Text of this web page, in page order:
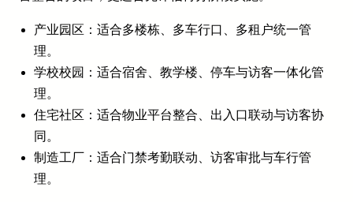
产业园区：适合多楼栋、多车行口、多租户统一管
理。
学校校园：适合宿舍、教学楼、停车与访客一体化管
理。
住宅社区：适合物业平台整合、出入口联动与访客协
同。
制造工厂：适合门禁考勤联动、访客审批与车行管
理。